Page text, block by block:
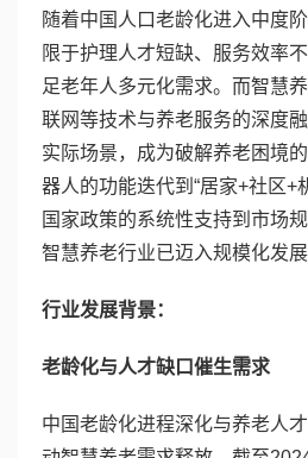
随着中国人口老龄化进入中度
限于护理人才短缺、服务效率
足老年人多元化需求。而智慧
联网等技术与养老服务的深度
实际场景，成为破解养老困境
器人的功能迭代到“居家+社区+
国家政策的系统性支持到市场
智慧养老行业已迈入规模化发展
行业发展背景：
老龄化与人才缺口催生需求
中国老龄化进程深化与养老人